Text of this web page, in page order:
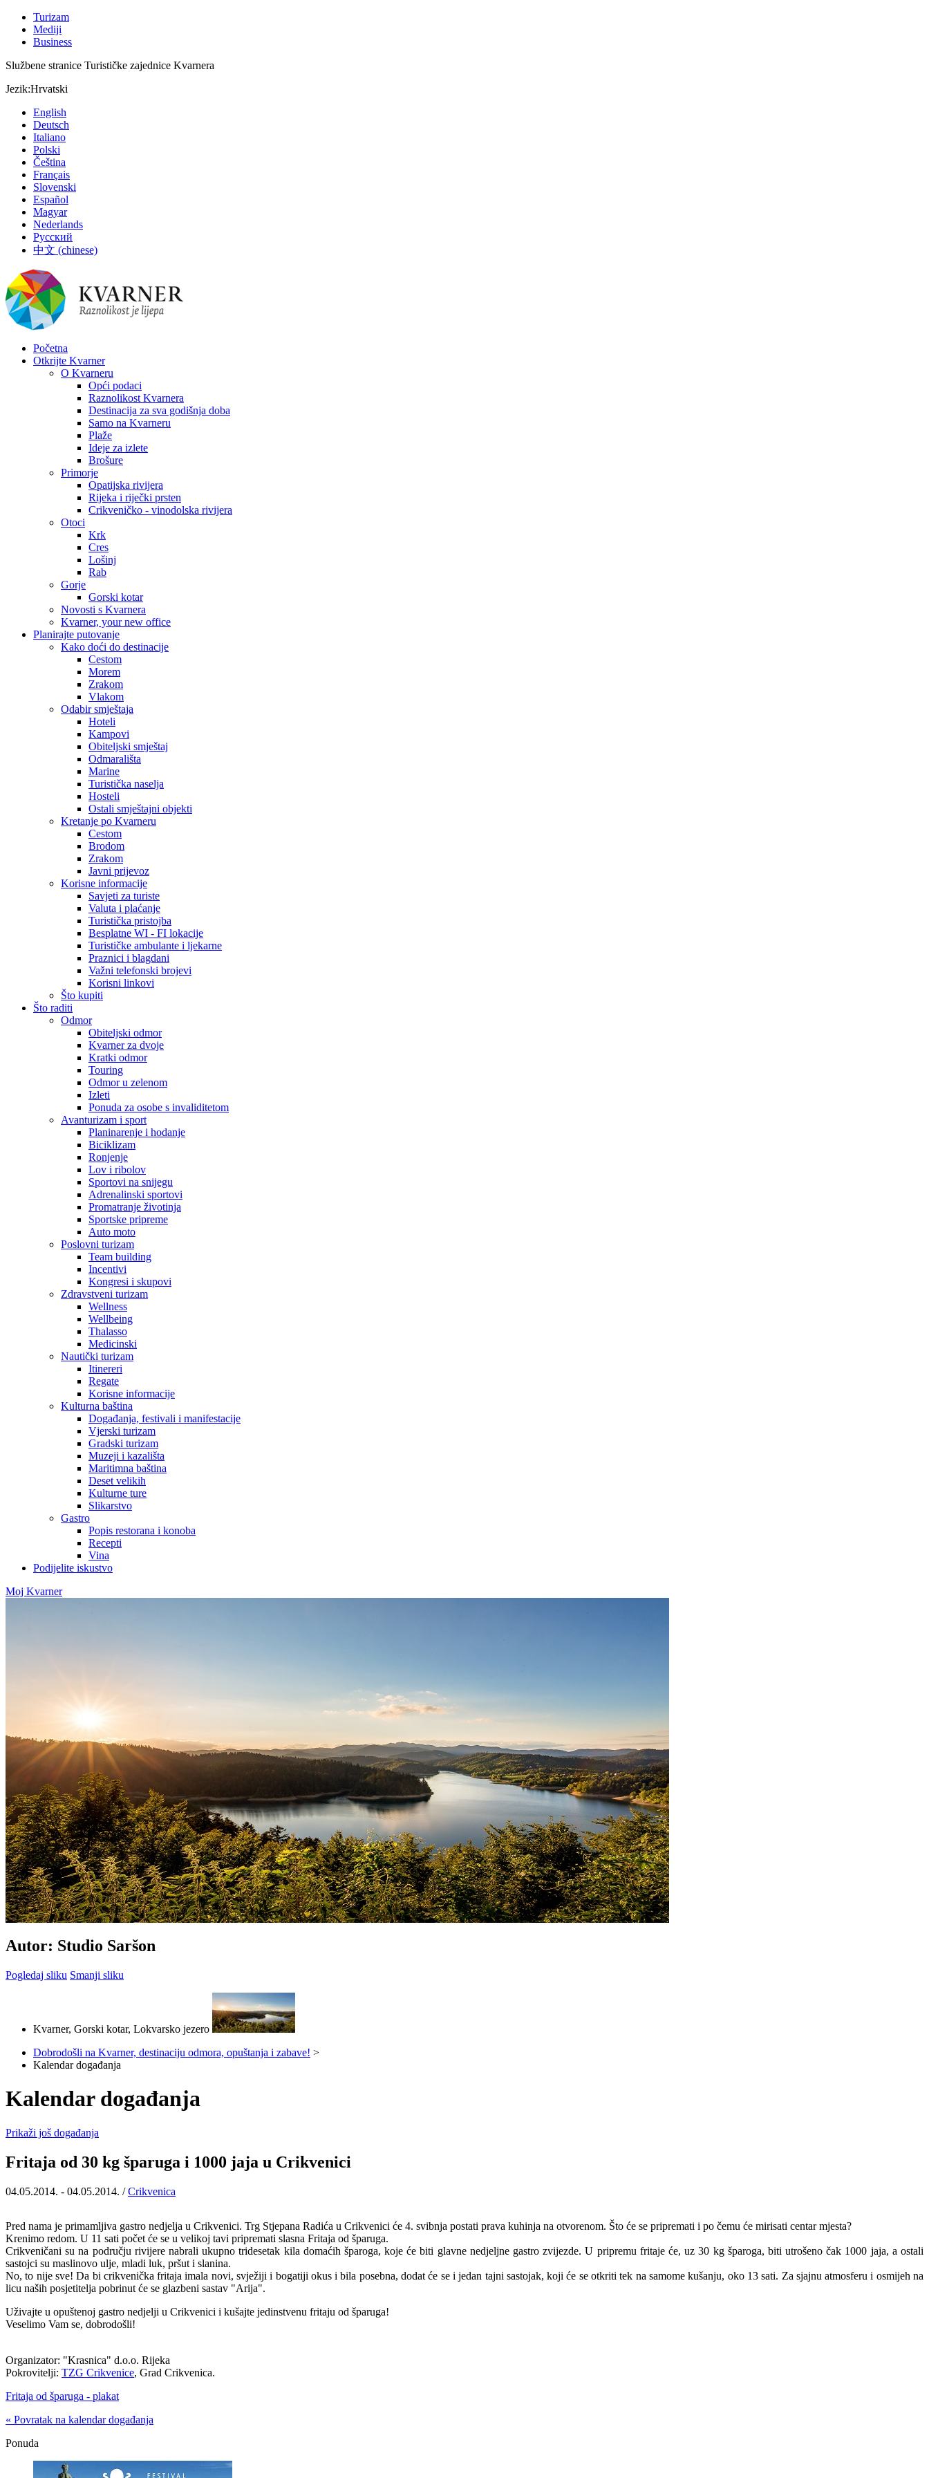
Turizam
Mediji
Business
Službene stranice Turističke zajednice Kvarnera
Jezik:Hrvatski
English
Deutsch
Italiano
Polski
Čeština
Français
Slovenski
Español
Magyar
Nederlands
Русский
中文 (chinese)
Početna
Otkrijte Kvarner
O Kvarneru
Opći podaci
Raznolikost Kvarnera
Destinacija za sva godišnja doba
Samo na Kvarneru
Plaže
Ideje za izlete
Brošure
Primorje
Opatijska rivijera
Rijeka i riječki prsten
Crikveničko - vinodolska rivijera
Otoci
Krk
Cres
Lošinj
Rab
Gorje
Gorski kotar
Novosti s Kvarnera
Kvarner, your new office
Planirajte putovanje
Kako doći do destinacije
Cestom
Morem
Zrakom
Vlakom
Odabir smještaja
Hoteli
Kampovi
Obiteljski smještaj
Odmarališta
Marine
Turistička naselja
Hosteli
Ostali smještajni objekti
Kretanje po Kvarneru
Cestom
Brodom
Zrakom
Javni prijevoz
Korisne informacije
Savjeti za turiste
Valuta i plaćanje
Turistička pristojba
Besplatne WI - FI lokacije
Turističke ambulante i ljekarne
Praznici i blagdani
Važni telefonski brojevi
Korisni linkovi
Što kupiti
Što raditi
Odmor
Obiteljski odmor
Kvarner za dvoje
Kratki odmor
Touring
Odmor u zelenom
Izleti
Ponuda za osobe s invaliditetom
Avanturizam i sport
Planinarenje i hodanje
Biciklizam
Ronjenje
Lov i ribolov
Sportovi na snijegu
Adrenalinski sportovi
Promatranje životinja
Sportske pripreme
Auto moto
Poslovni turizam
Team building
Incentivi
Kongresi i skupovi
Zdravstveni turizam
Wellness
Wellbeing
Thalasso
Medicinski
Nautički turizam
Itinereri
Regate
Korisne informacije
Kulturna baština
Događanja, festivali i manifestacije
Vjerski turizam
Gradski turizam
Muzeji i kazališta
Maritimna baština
Deset velikih
Kulturne ture
Slikarstvo
Gastro
Popis restorana i konoba
Recepti
Vina
Podijelite iskustvo
Moj Kvarner
Autor: Studio Saršon
Pogledaj sliku Smanji sliku
Kvarner, Gorski kotar, Lokvarsko jezero
Dobrodošli na Kvarner, destinaciju odmora, opuštanja i zabave! >
Kalendar događanja
Kalendar događanja
Prikaži još događanja
Fritaja od 30 kg šparuga i 1000 jaja u Crikvenici
04.05.2014. - 04.05.2014. /Crikvenica
Pred nama je primamljiva gastro nedjelja u Crikvenici. Trg Stjepana Radića u Crikvenici će 4. svibnja postati prava kuhinja na otvorenom. Što će se pripremati i po čemu će mirisati centar mjesta?
Krenimo redom. U 11 sati počet će se u velikoj tavi pripremati slasna Fritaja od šparuga.
Crikveničani su na području rivijere nabrali ukupno tridesetak kila domaćih šparoga, koje će biti glavne nedjeljne gastro zvijezde. U pripremu fritaje će, uz 30 kg šparoga, biti utrošeno čak 1000 jaja, a ostali
sastojci su maslinovo ulje, mladi luk, pršut i slanina.
No, to nije sve! Da bi crikvenička fritaja imala novi, svježiji i bogatiji okus i bila posebna, dodat će se i jedan tajni sastojak, koji će se otkriti tek na samome kušanju, oko 13 sati. Za sjajnu atmosferu i osmijeh na
licu naših posjetitelja pobrinut će se glazbeni sastav "Arija".
Uživajte u opuštenoj gastro nedjelji u Crikvenici i kušajte jedinstvenu fritaju od šparuga!
Veselimo Vam se, dobrodošli!
Organizator: "Krasnica" d.o.o. Rijeka
Pokrovitelji: TZG Crikvenice, Grad Crikvenica.
Fritaja od šparuga - plakat
« Povratak na kalendar događanja
Ponuda